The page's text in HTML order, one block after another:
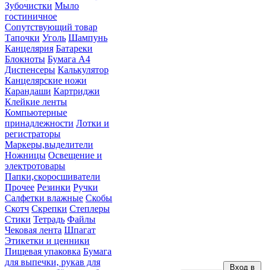
Зубочистки Мыло
гостиничное
Сопутствующий товар
Тапочки Уголь Шампунь
Канцелярия Батареки
Блокноты Бумага А4
Диспенсеры Калькулятор
Канцелярские ножи
Карандаши Картриджи
Клейкие ленты
Компьютерные
принадлежности Лотки и
регистраторы
Маркеры,выделители
Ножницы Освещение и
электротовары
Папки,скоросшиватели
Прочее Резинки Ручки
Салфетки влажные Скобы
Скотч Скрепки Степлеры
Стики Тетрадь Файлы
Чековая лента Шпагат
Этикетки и ценники
Пищевая упаковка Бумага
для выпечки, рукав для
Вход в